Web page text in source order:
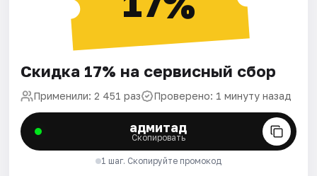
Скидка 17% на сервисный сбор
Применили: 2 451 раз Проверено: 1 минуту назад
адмитад
Скопировать
1 шаг. Скопируйте промокод